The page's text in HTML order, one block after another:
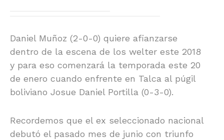
Daniel Muñoz (2-0-0) quiere afianzarse
dentro de la escena de los welter este 2018
y para eso comenzará la temporada este 20
de enero cuando enfrente en Talca al púgil
boliviano Josue Daniel Portilla (0-3-0).
Recordemos que el ex seleccionado nacional
debutó el pasado mes de junio con triunfo